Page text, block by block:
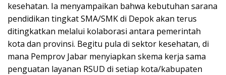
kesehatan. Ia menyampaikan bahwa kebutuhan sarana
pendidikan tingkat SMA/SMK di Depok akan terus
ditingkatkan melalui kolaborasi antara pemerintah
kota dan provinsi. Begitu pula di sektor kesehatan, di
mana Pemprov Jabar menyiapkan skema kerja sama
penguatan layanan RSUD di setiap kota/kabupaten